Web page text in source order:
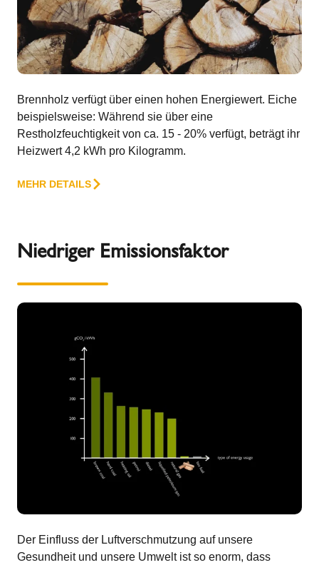
Brennholz verfügt über einen hohen Energiewert. Eiche
beispielsweise: Während sie über eine
Restholzfeuchtigkeit von ca. 15 - 20% verfügt, beträgt ihr
Heizwert 4,2 kWh pro Kilogramm.
MEHR DETAILS
Niedriger Emissionsfaktor
Der Einfluss der Luftverschmutzung auf unsere
Gesundheit und unsere Umwelt ist so enorm, dass